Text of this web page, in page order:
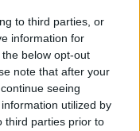
to third parties, or
information for
below opt-out
note that after your
seeing
utilized by
third parties prior to
αποκτήσει
ώστε
δουν τις